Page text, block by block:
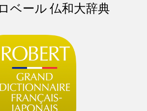
ベール 仏和大辞典